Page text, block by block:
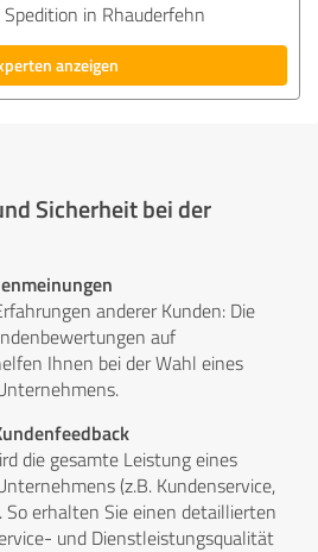
in Rhauderfehn
anzeigen
Sicherheit bei der
anderer Kunden: Die
auf
Ihnen bei der Wahl eines
die gesamte Leistung eines
(z.B. Kundenservice,
erhalten Sie einen detaillierten
und Dienstleistungsqualität